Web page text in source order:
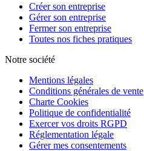
Créer son entreprise
Gérer son entreprise
Fermer son entreprise
Toutes nos fiches pratiques
Notre société
Mentions légales
Conditions générales de vente
Charte Cookies
Politique de confidentialité
Exercer vos droits RGPD
Réglementation légale
Gérer mes consentements